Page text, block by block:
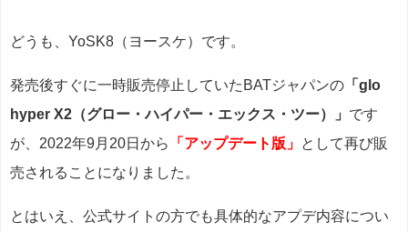
どうも、YoSK8（ヨースケ）です。
発売後すぐに一時販売停止していたBATジャパンの 「glo
hyper X2（グロー・ハイパー・エックス・ツー）」 です
が、2022年9月20日から
「アップデート版」 として再び販
売されることになりました。
とはいえ、公式サイトの方でも具体的なアプデ内容につい